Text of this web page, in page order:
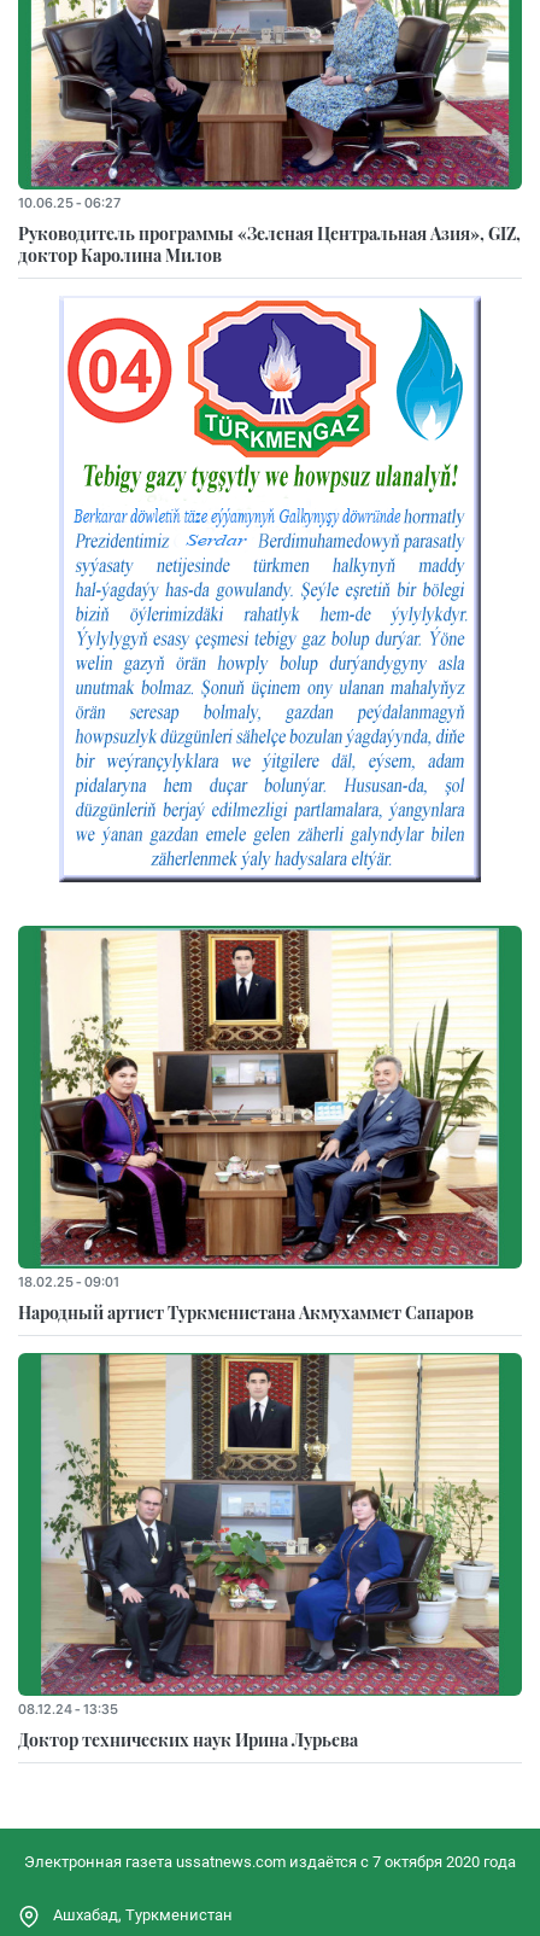
10.06.25 - 06:27
Руководитель программы «Зеленая Центральная Азия», GIZ,
доктор Каролина Милов
18.02.25 - 09:01
Народный артист Туркменистана Акмухаммет Сапаров
08.12.24 - 13:35
Доктор технических наук Ирина Лурьева
Электронная газета ussatnews.com издаётся с 7 октября 2020 года
Ашхабад, Туркменистан